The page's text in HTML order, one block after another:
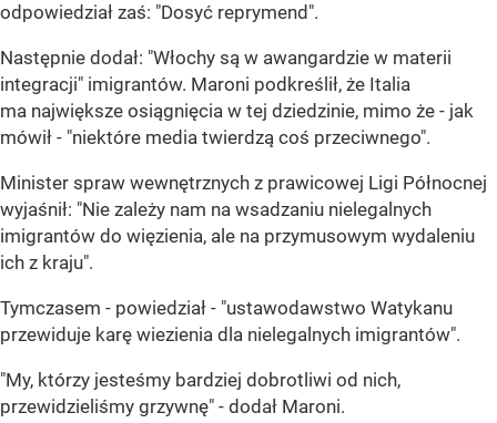
odpowiedział zaś: "Dosyć reprymend".
Następnie dodał: "Włochy są w awangardzie w materii
integracji" imigrantów. Maroni podkreślił, że Italia
ma największe osiągnięcia w tej dziedzinie, mimo że - jak
mówił - "niektóre media twierdzą coś przeciwnego".
Minister spraw wewnętrznych z prawicowej Ligi Północnej
wyjaśnił: "Nie zależy nam na wsadzaniu nielegalnych
imigrantów do więzienia, ale na przymusowym wydaleniu
ich z kraju".
Tymczasem - powiedział - "ustawodawstwo Watykanu
przewiduje karę wiezienia dla nielegalnych imigrantów".
"My, którzy jesteśmy bardziej dobrotliwi od nich,
przewidzieliśmy grzywnę" - dodał Maroni.